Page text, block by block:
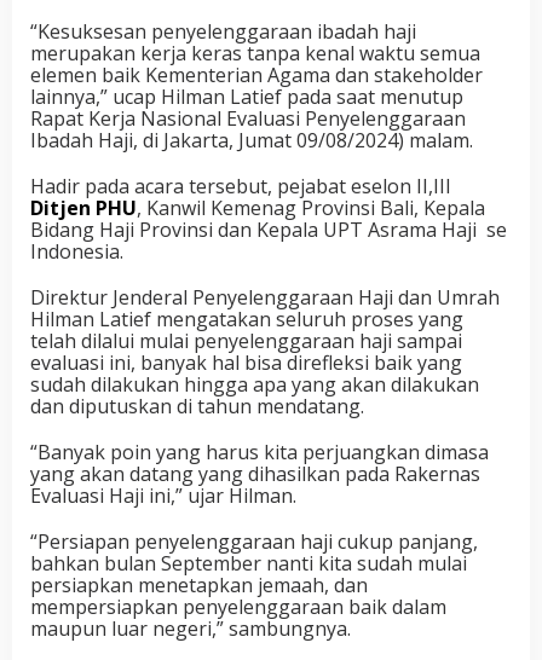
“Kesuksesan penyelenggaraan ibadah haji
merupakan kerja keras tanpa kenal waktu semua
elemen baik Kementerian Agama dan stakeholder
lainnya,” ucap Hilman Latief pada saat menutup
Rapat Kerja Nasional Evaluasi Penyelenggaraan
Ibadah Haji, di Jakarta, Jumat 09/08/2024) malam.
Hadir pada acara tersebut, pejabat eselon II,III
Ditjen PHU, Kanwil Kemenag Provinsi Bali, Kepala
Bidang Haji Provinsi dan Kepala UPT Asrama Haji se
Indonesia.
Direktur Jenderal Penyelenggaraan Haji dan Umrah
Hilman Latief mengatakan seluruh proses yang
telah dilalui mulai penyelenggaraan haji sampai
evaluasi ini, banyak hal bisa direfleksi baik yang
sudah dilakukan hingga apa yang akan dilakukan
dan diputuskan di tahun mendatang.
“Banyak poin yang harus kita perjuangkan dimasa
yang akan datang yang dihasilkan pada Rakernas
Evaluasi Haji ini,” ujar Hilman.
“Persiapan penyelenggaraan haji cukup panjang,
bahkan bulan September nanti kita sudah mulai
persiapkan menetapkan jemaah, dan
mempersiapkan penyelenggaraan baik dalam
maupun luar negeri,” sambungnya.